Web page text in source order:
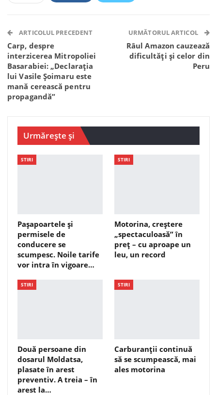
Telegram WhatsApp Viber
ARTICOLUL PRECEDENT
Carp, despre
interzicerea Mitropoliei
Basarabiei: „Declarația
lui Vasile Șoimaru este
mană cerească pentru
propagandă”
URMĂTORUL ARTICOL
Râul Amazon cauzează
dificultăți și celor din
Peru
Urmărește și
STIRI
Pașapoartele și
permisele de
conducere se
scumpesc. Noile tarife
vor intra în vigoare…
STIRI
Motorina, creștere
„spectaculoasă” în
preț – cu aproape un
leu, un record
STIRI
Două persoane din
dosarul Moldatsa,
plasate în arest
preventiv. A treia – în
arest la…
STIRI
Carburanții continuă
să se scumpească, mai
ales motorina